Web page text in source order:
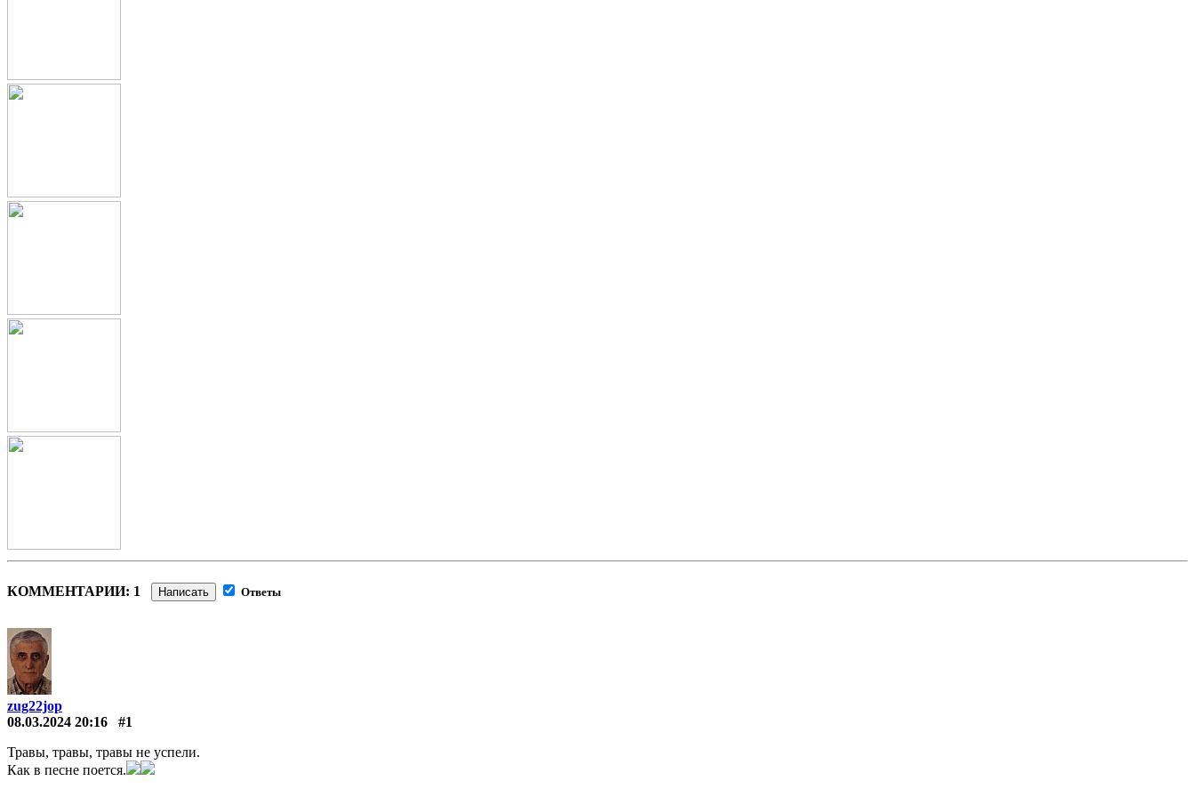
КОММЕНТАРИИ: 1 Написать Ответы
zug22jop
08.03.2024 20:16
#1
Травы, травы, травы не успели.
Как в песне поется.